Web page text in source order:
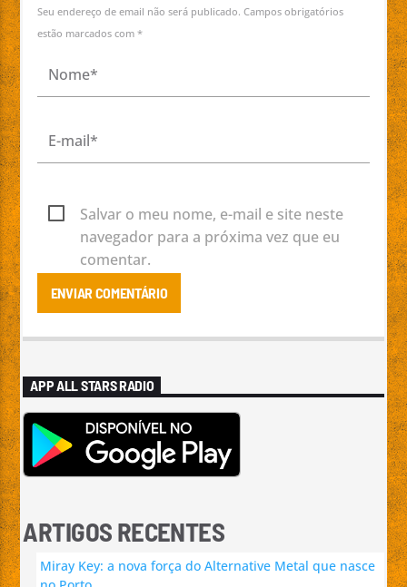
Seu endereço de email não será publicado. Campos obrigatórios
estão marcados com *
Salvar o meu nome, e-mail e site neste
navegador para a próxima vez que eu
comentar.
APP ALL STARS RADIO
ARTIGOS RECENTES
Miray Key: a nova força do Alternative Metal que nasce